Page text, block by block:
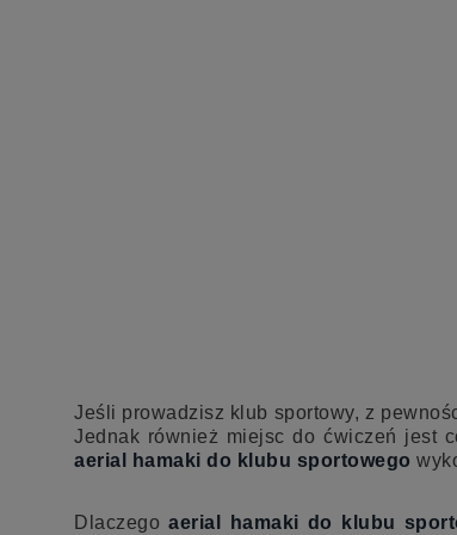
Jeśli prowadzisz klub sportowy, z
Jednak również miejsc do ćwiczeń jest
aerial
hamaki do klubu sportowego
Dlaczegoaerial hamaki do klubu